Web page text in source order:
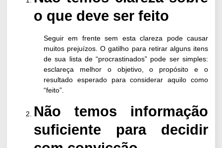
o que deve ser feito
Seguir em frente sem esta clareza pode causar
muitos prejuízos. O gatilho para retirar alguns itens
de sua lista de “procrastinados” pode ser simples:
esclareça melhor o objetivo, o propósito e o
resultado esperado para considerar aquilo como
“feito”.
Não temos informação
suficiente para decidir